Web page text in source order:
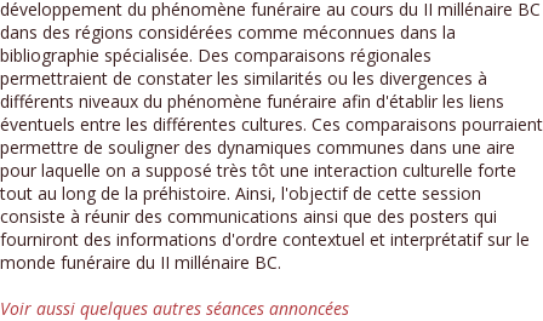
développement du phénomène funéraire au cours du II millénaire BC
dans des régions considérées comme méconnues dans la
bibliographie spécialisée. Des comparaisons régionales
permettraient de constater les similarités ou les divergences à
différents niveaux du phénomène funéraire afin d'établir les liens
éventuels entre les différentes cultures. Ces comparaisons pourraient
permettre de souligner des dynamiques communes dans une aire
pour laquelle on a supposé très tôt une interaction culturelle forte
tout au long de la préhistoire. Ainsi, l'objectif de cette session
consiste à réunir des communications ainsi que des posters qui
fourniront des informations d'ordre contextuel et interprétatif sur le
monde funéraire du II millénaire BC.
Voir aussi quelques autres séances annoncées